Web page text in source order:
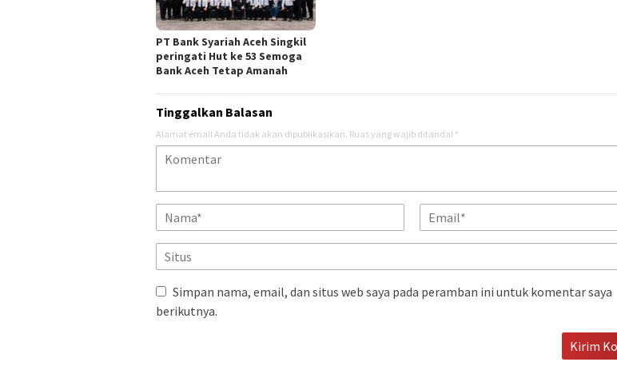
PT Bank Syariah Aceh Singkil
peringati Hut ke 53 Semoga
Bank Aceh Tetap Amanah
Tinggalkan Balasan
Alamat email Anda tidak akan dipublikasikan. Ruas yang wajib ditandai *
Simpan nama, email, dan situs web saya pada peramban ini untuk komentar saya
berikutnya.